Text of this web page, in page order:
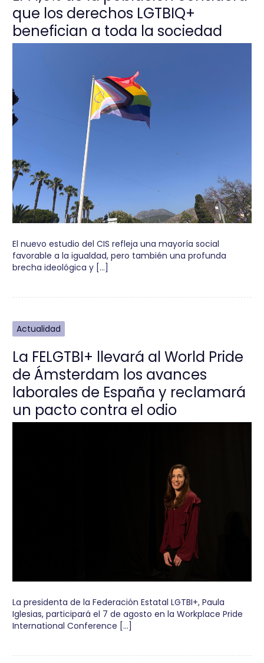
que los derechos LGTBIQ+
benefician a toda la sociedad
El nuevo estudio del CIS refleja una mayoría social
favorable a la igualdad, pero también una profunda
brecha ideológica y […]
Actualidad
La FELGTBI+ llevará al World Pride
de Ámsterdam los avances
laborales de España y reclamará
un pacto contra el odio
La presidenta de la Federación Estatal LGTBI+, Paula
Iglesias, participará el 7 de agosto en la Workplace Pride
International Conference […]